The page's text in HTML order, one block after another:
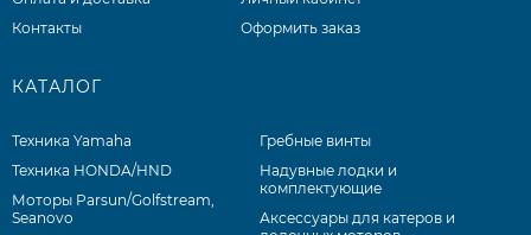
Контакты
Оформить заказ
КАТАЛОГ
Техника Yamaha
Техника HONDA/HND
Моторы Parsun/Golfstream,
Seanovo
Гребные винты
Надувные лодки и
комплектующие
Аксессуары для катеров и